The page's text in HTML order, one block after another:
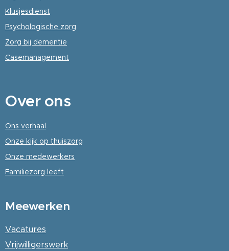
Klusjesdienst
Psychologische zorg
Zorg bij dementie
Casemanagement
Over ons
Ons verhaal
Onze kijk op thuiszorg
Onze medewerkers
Familiezorg leeft
Meewerken
Vacatures
Vrijwilligerswerk